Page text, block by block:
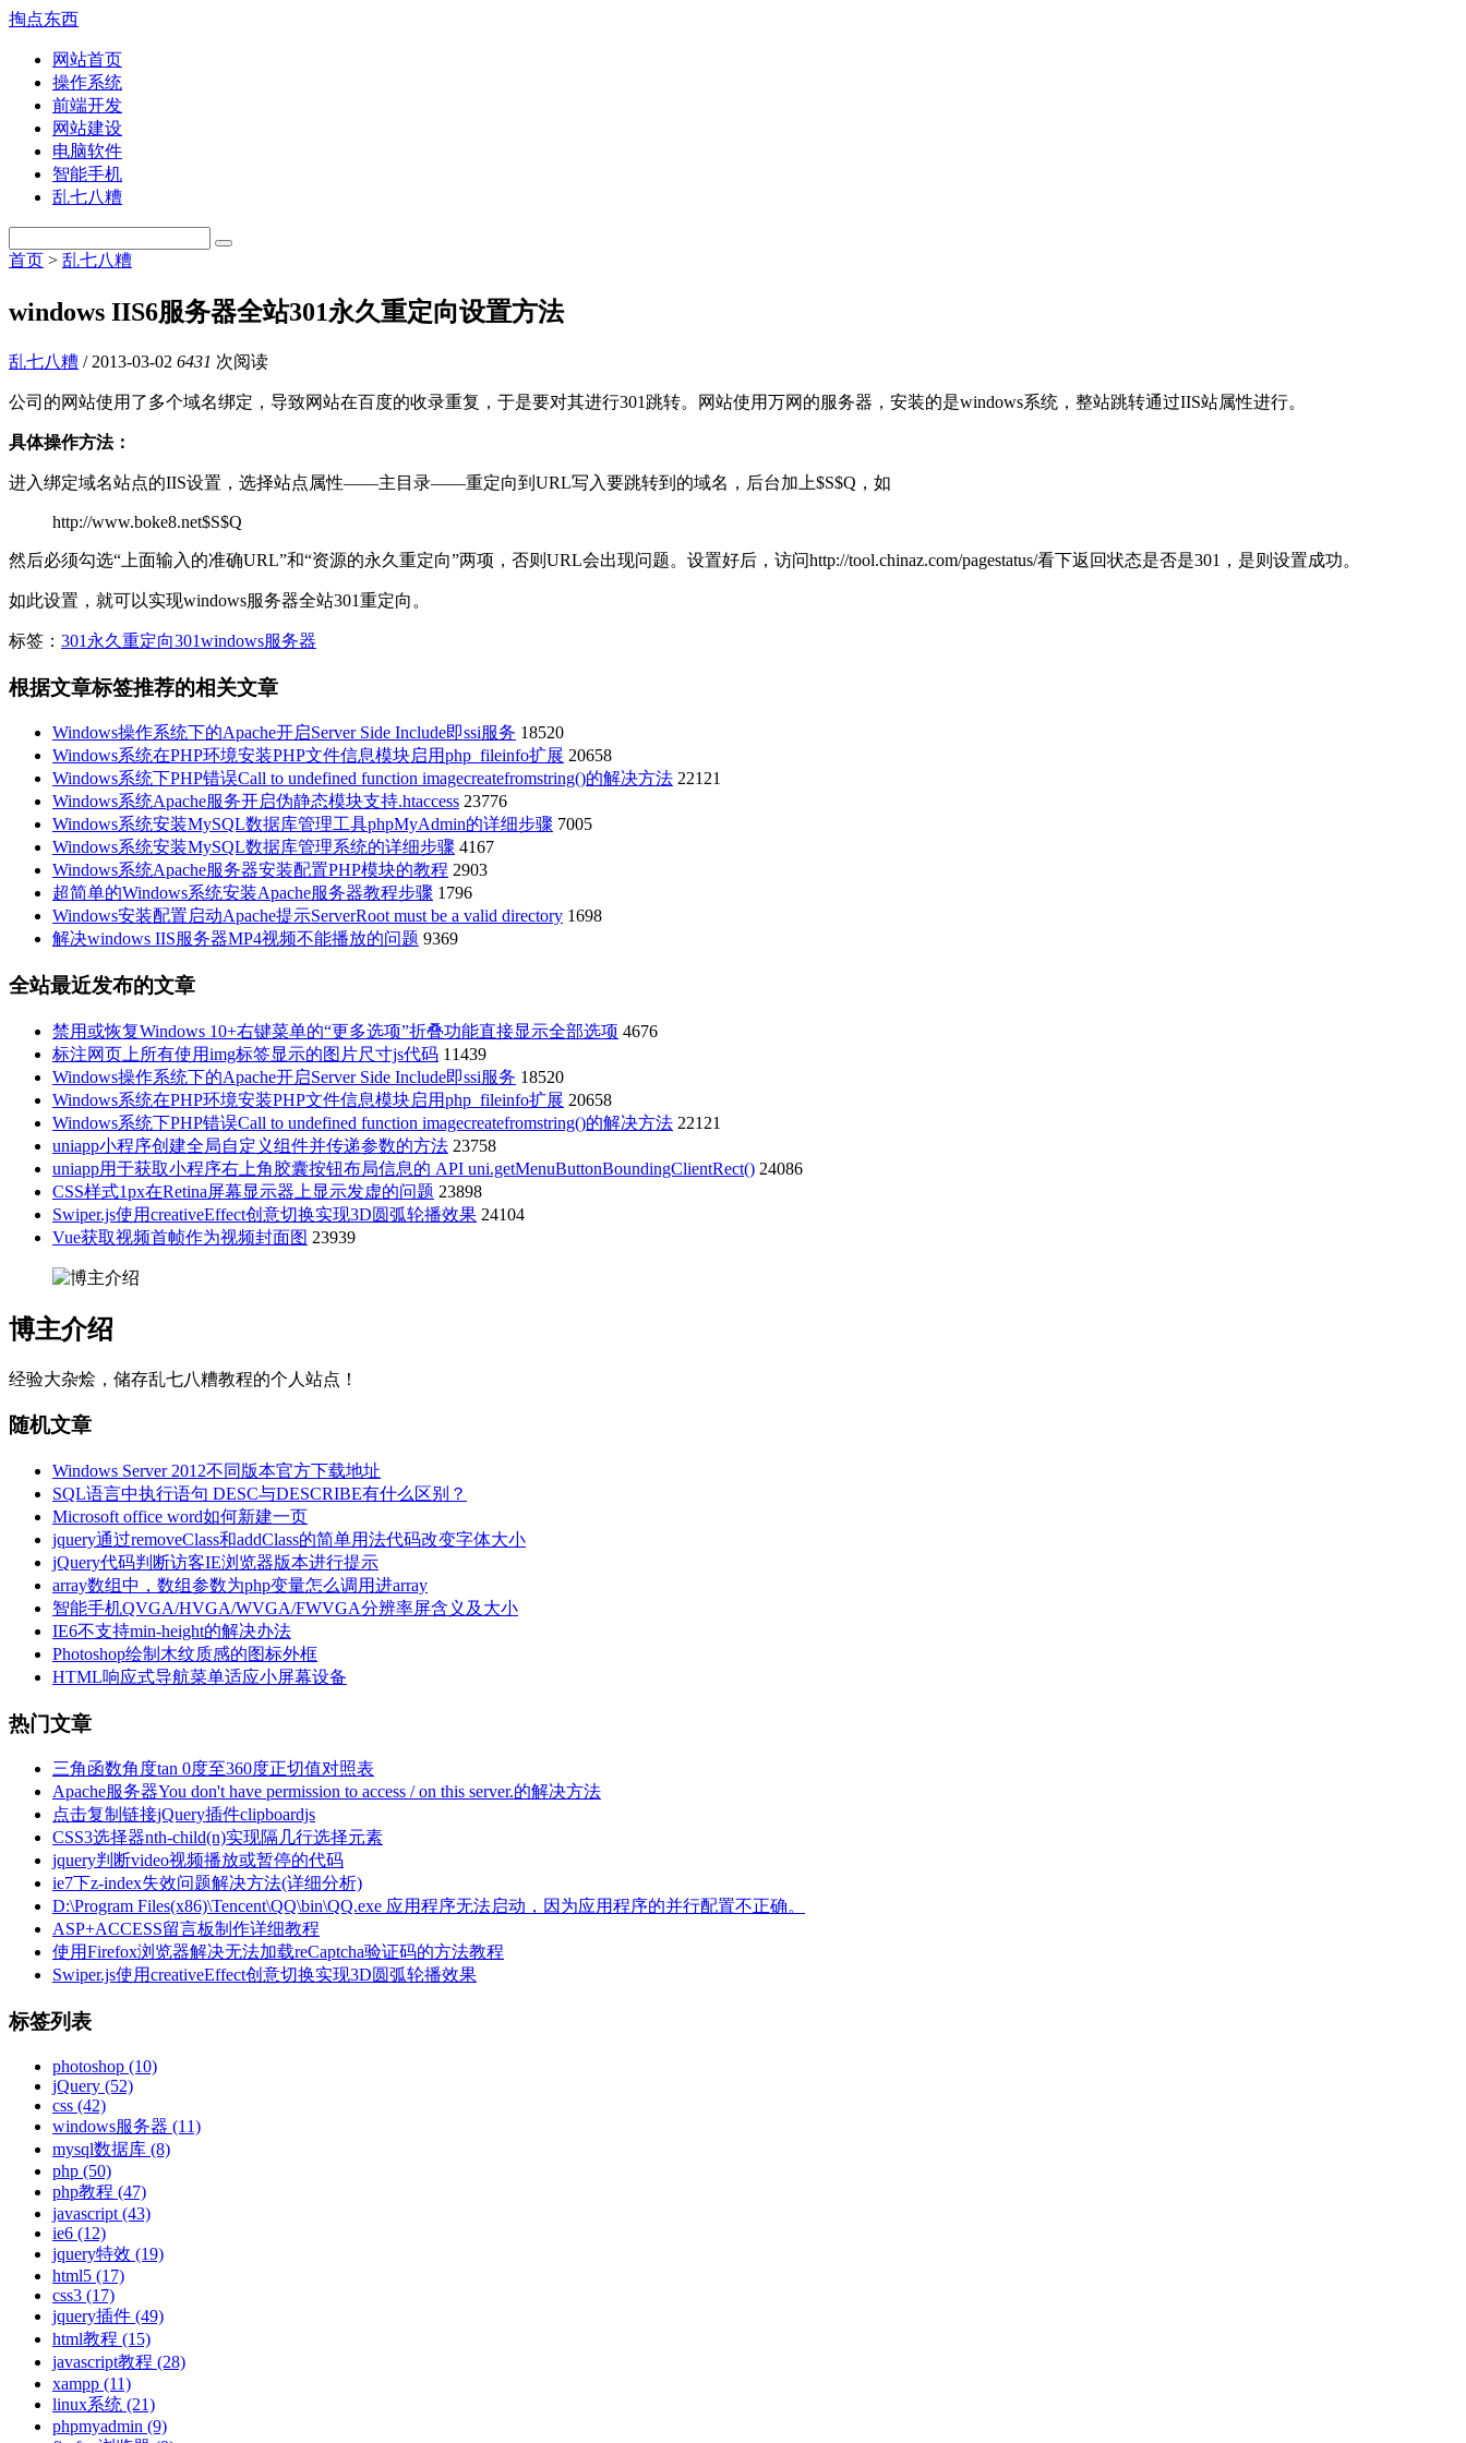
掏点东西
网站首页
操作系统
前端开发
网站建设
电脑软件
智能手机
乱七八糟
首页 > 乱七八糟
windows IIS6服务器全站301永久重定向设置方法
乱七八糟 / 2013-03-02 6431 次阅读
公司的网站使用了多个域名绑定，导致网站在百度的收录重复，于是要对其进行301跳转。网站使用万网的服务器，安装的是windows系统，整站跳转通过IIS站属性进行。
具体操作方法：
进入绑定域名站点的IIS设置，选择站点属性——主目录——重定向到URL写入要跳转到的域名，后台加上$S$Q，如
http://www.boke8.net$S$Q
然后必须勾选“上面输入的准确URL”和“资源的永久重定向”两项，否则URL会出现问题。设置好后，访问http://tool.chinaz.com/pagestatus/看下返回状态是否是301，是则设置成功。
如此设置，就可以实现windows服务器全站301重定向。
标签： 301永久重定向301windows服务器
根据文章标签推荐的相关文章
Windows操作系统下的Apache开启Server Side Include即ssi服务 18520
Windows系统在PHP环境安装PHP文件信息模块启用php_fileinfo扩展 20658
Windows系统下PHP错误Call to undefined function imagecreatefromstring()的解决方法 22121
Windows系统Apache服务开启伪静态模块支持.htaccess 23776
Windows系统安装MySQL数据库管理工具phpMyAdmin的详细步骤 7005
Windows系统安装MySQL数据库管理系统的详细步骤 4167
Windows系统Apache服务器安装配置PHP模块的教程 2903
超简单的Windows系统安装Apache服务器教程步骤 1796
Windows安装配置启动Apache提示ServerRoot must be a valid directory 1698
解决windows IIS服务器MP4视频不能播放的问题 9369
全站最近发布的文章
禁用或恢复Windows 10+右键菜单的“更多选项”折叠功能直接显示全部选项 4676
标注网页上所有使用img标签显示的图片尺寸js代码 11439
Windows操作系统下的Apache开启Server Side Include即ssi服务 18520
Windows系统在PHP环境安装PHP文件信息模块启用php_fileinfo扩展 20658
Windows系统下PHP错误Call to undefined function imagecreatefromstring()的解决方法 22121
uniapp小程序创建全局自定义组件并传递参数的方法 23758
uniapp用于获取小程序右上角胶囊按钮布局信息的 API uni.getMenuButtonBoundingClientRect() 24086
CSS样式1px在Retina屏幕显示器上显示发虚的问题 23898
Swiper.js使用creativeEffect创意切换实现3D圆弧轮播效果 24104
Vue获取视频首帧作为视频封面图 23939
博主介绍
经验大杂烩，储存乱七八糟教程的个人站点！
随机文章
Windows Server 2012不同版本官方下载地址
SQL语言中执行语句 DESC与DESCRIBE有什么区别？
Microsoft office word如何新建一页
jquery通过removeClass和addClass的简单用法代码改变字体大小
jQuery代码判断访客IE浏览器版本进行提示
array数组中，数组参数为php变量怎么调用进array
智能手机QVGA/HVGA/WVGA/FWVGA分辨率屏含义及大小
IE6不支持min-height的解决办法
Photoshop绘制木纹质感的图标外框
HTML响应式导航菜单适应小屏幕设备
热门文章
三角函数角度tan 0度至360度正切值对照表
Apache服务器You don't have permission to access / on this server.的解决方法
点击复制链接jQuery插件clipboardjs
CSS3选择器nth-child(n)实现隔几行选择元素
jquery判断video视频播放或暂停的代码
ie7下z-index失效问题解决方法(详细分析)
D:\Program Files(x86)\Tencent\QQ\bin\QQ.exe 应用程序无法启动，因为应用程序的并行配置不正确。
ASP+ACCESS留言板制作详细教程
使用Firefox浏览器解决无法加载reCaptcha验证码的方法教程
Swiper.js使用creativeEffect创意切换实现3D圆弧轮播效果
标签列表
photoshop (10)
jQuery (52)
css (42)
windows服务器 (11)
mysql数据库 (8)
php (50)
php教程 (47)
javascript (43)
ie6 (12)
jquery特效 (19)
html5 (17)
css3 (17)
jquery插件 (49)
html教程 (15)
javascript教程 (28)
xampp (11)
linux系统 (21)
phpmyadmin (9)